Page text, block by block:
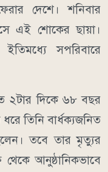
দেশে। শনিবার
এই শোকের ছায়া।
সপরিবারে
২টার দিকে ৬৮ বছর
ধরে তিনি বার্ধক্যজনিত
তবে তার মৃত্যুর
আনুষ্ঠানিকভাবে